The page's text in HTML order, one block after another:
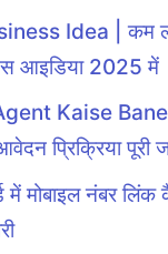
Idea | कम
आइडिया 2025 में
Kaise
प्रिक्रिया पूरी
में मोबाइल नंबर